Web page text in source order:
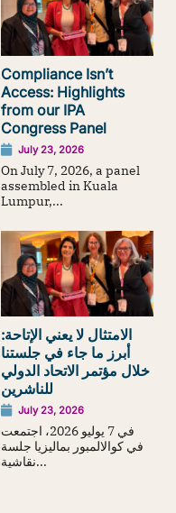
Compliance Isn’t
Access: Highlights
from our IPA
Congress Panel
July 23, 2026
On July 7, 2026, a panel
assembled in Kuala
Lumpur,...
الامتثال لا يعني الإتاحة:
أبرز ما جاء في جلستنا
خلال مؤتمر الاتحاد الدولي
للناشرين
July 23, 2026
في 7 يوليو 2026، اجتمعت
في كوالالمبور بماليزيا جلسة
نقاشية...